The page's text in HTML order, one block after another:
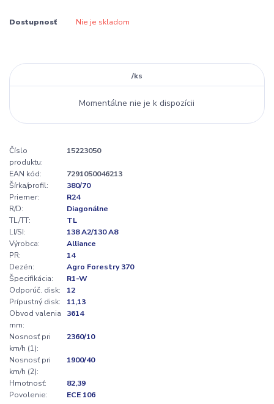
Dostupnosť Nie je skladom
/ks
Momentálne nie je k dispozícii
Číslo
produktu:
15223050
EAN kód:
7291050046213
Šírka/profil:
380/70
Priemer:
R24
R/D:
Diagonálne
TL/TT:
TL
LI/SI:
138 A2/130 A8
Výrobca:
Alliance
PR:
14
Dezén:
Agro Forestry 370
Špecifikácia:
R1-W
Odporúč. disk:
12
Prípustný disk:
11,13
Obvod valenia
mm:
3614
Nosnosť pri
km/h (1):
2360/10
Nosnosť pri
km/h (2):
1900/40
Hmotnosť:
82,39
Povolenie:
ECE 106